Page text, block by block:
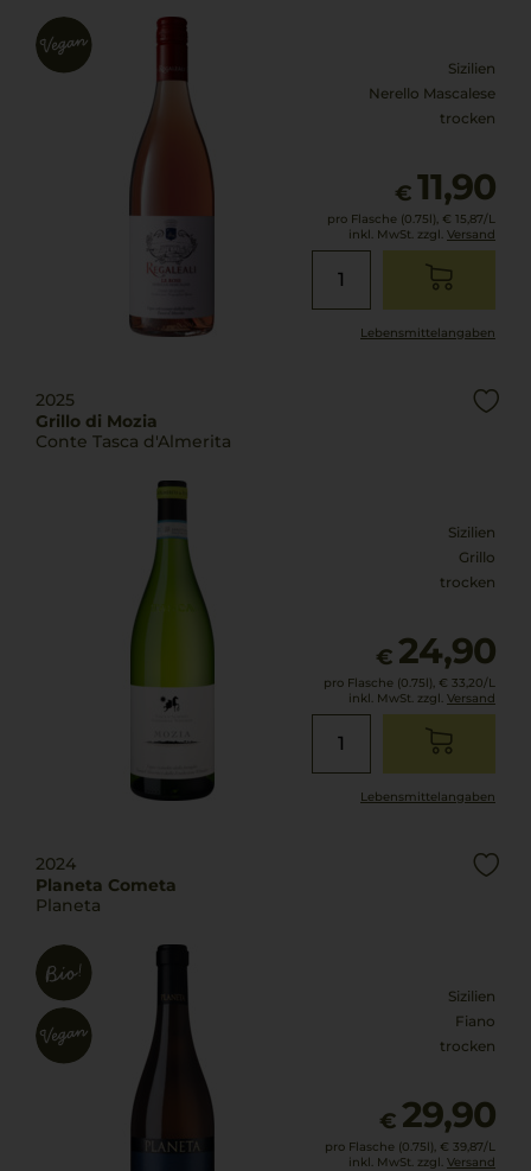
Sizilien
Nerello Mascalese
trocken
€ 11,90
pro Flasche (0.75l), € 15,87/L
inkl. MwSt. zzgl. Versand
Lebensmittel­angaben
2025
Grillo di Mozia
Conte Tasca d'Almerita
Sizilien
Grillo
trocken
€ 24,90
pro Flasche (0.75l), € 33,20/L
inkl. MwSt. zzgl. Versand
Lebensmittel­angaben
2024
Planeta Cometa
Planeta
Sizilien
Fiano
trocken
€ 29,90
pro Flasche (0.75l), € 39,87/L
inkl. MwSt. zzgl. Versand